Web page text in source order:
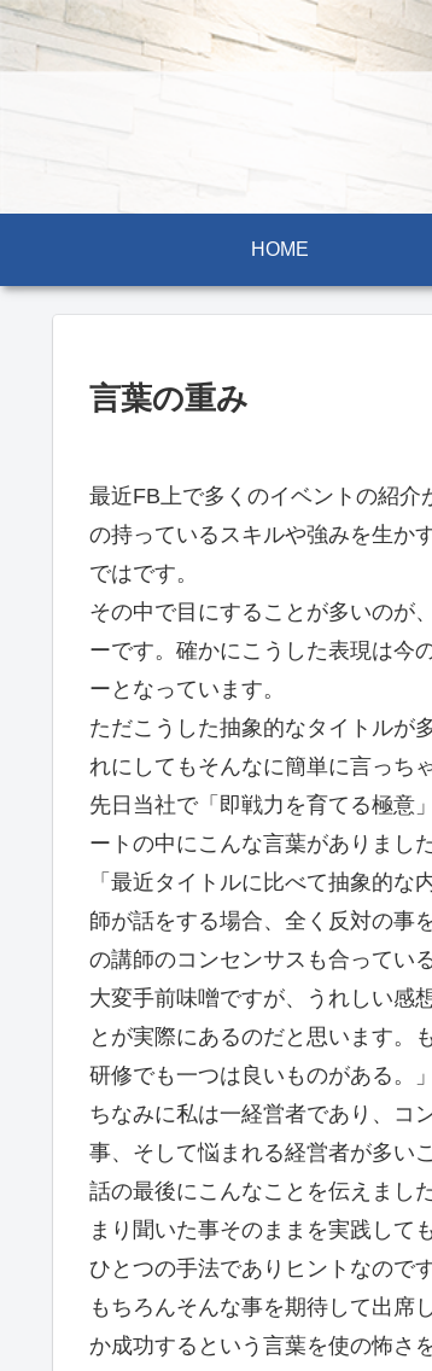
HOME
言葉の重み
最近FB上で多くのイベントの紹
の持っているスキルや強みを生か
ではです。
その中で目にすることが多いのが
ーです。確かにこうした表現は今
ーとなっています。
ただこうした抽象的なタイトルが
れにしてもそんなに簡単に言っち
先日当社で「即戦力を育てる極意
ートの中にこんな言葉がありました
「最近タイトルに比べて抽象的
師が話をする場合、全く反対の事
の講師のコンセンサスも合ってい
大変手前味噌ですが、うれしい感
とが実際にあるのだと思います。
研修でも一つは良いものがある。
ちなみに私は一経営者であり、コ
事、そして悩まれる経営者が多い
話の最後にこんなことを伝えまし
まり聞いた事そのままを実践して
ひとつの手法でありヒントなので
もちろんそんな事を期待して出席
か成功するという言葉を使の怖さ